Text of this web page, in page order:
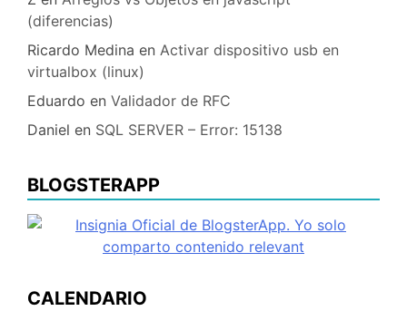
(diferencias)
Ricardo Medina en Activar dispositivo usb en
virtualbox (linux)
Eduardo en Validador de RFC
Daniel en SQL SERVER – Error: 15138
BLOGSTERAPP
CALENDARIO